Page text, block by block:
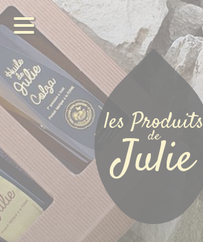
les Produits
de
Julie
Notre exploitation
les Produits
de
Julie